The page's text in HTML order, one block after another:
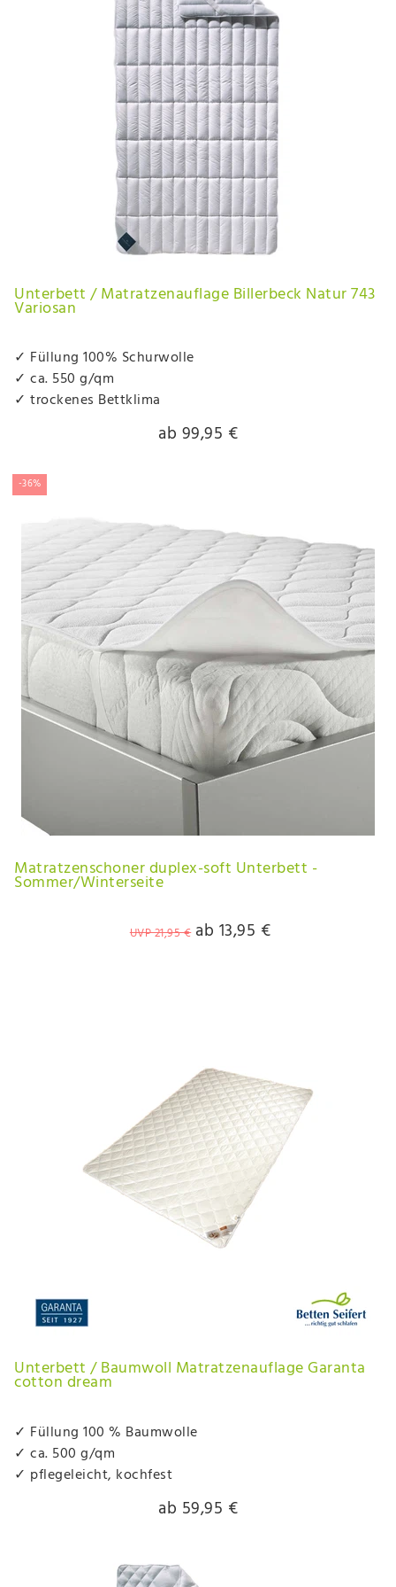
Unterbett / Matratzenauflage Billerbeck Natur 743
Variosan
✓ Füllung 100% Schurwolle
✓ ca. 550 g/qm
✓ trockenes Bettklima
ab 99,95 €
-36%
Matratzenschoner duplex-soft Unterbett -
Sommer/Winterseite
UVP 21,95 € ab 13,95 €
Unterbett / Baumwoll Matratzenauflage Garanta
cotton dream
✓ Füllung 100 % Baumwolle
✓ ca. 500 g/qm
✓ pflegeleicht, kochfest
ab 59,95 €